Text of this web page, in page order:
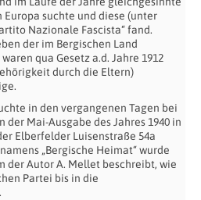
suchte und diese (unter
Nazionale Fascista“ fand.
der im Bergischen Land
qua Gesetz a.d. Jahre 1912
durch die Eltern)
in den vergangenen Tagen bei
Mai-Ausgabe des Jahres 1940 in
Elberfelder Luisenstraße 54a
„Bergische Heimat“ wurde
der Autor A. Mellet beschreibt, wie
Partei bis in die